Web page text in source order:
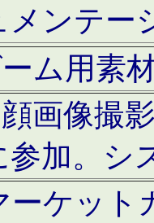
メンテー
ム用素
画像撮
参加。シ
ーケット